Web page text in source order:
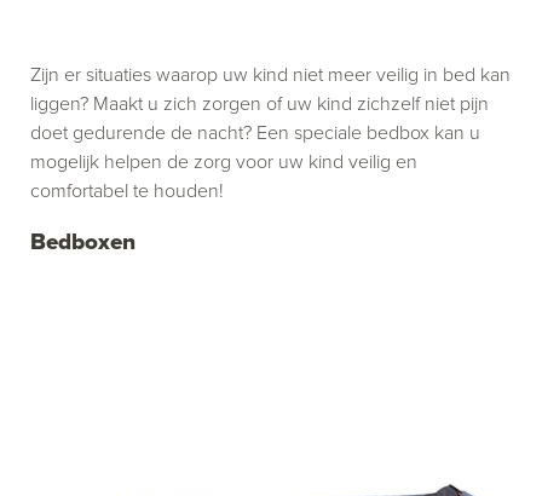
Bedboxen
Zijn er situaties waarop uw kind niet meer veilig in bed kan
liggen? Maakt u zich zorgen of uw kind zichzelf niet pijn
doet gedurende de nacht? Een speciale bedbox kan u
mogelijk helpen de zorg voor uw kind veilig en
comfortabel te houden!